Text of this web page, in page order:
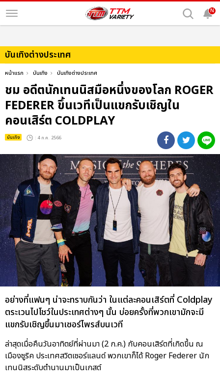
N
บันเทิงต่างประเทศ
หน้าแรก บันเทิง บันเทิงต่างประเทศ
ชม อดีตนักเทนนิสมือหนึ่งของโลก ROGER
FEDERER ขึ้นเวทีเป็นแขกรับเชิญใน
คอนเสิร์ต COLDPLAY
บันเทิง : 4 ก.ค. 2566
อย่างที่แฟนๆ น่าจะทราบกันว่า ในแต่ละคอนเสิร์ตที่ Coldplay
ตระเวนไปโชว์ในประเทศต่างๆ นั้น บ่อยครั้งที่พวกเขามักจะมี
แขกรับเชิญขึ้นมาเซอร์ไพรส์บนเวที
ล่าสุดเมื่อคืนวันอาทิตย์ที่ผ่านมา (2 ก.ค.) กับคอนเสิร์ตที่เกิดขึ้น ณ
เมืองซูริค ประเทศสวิตเซอร์แลนด์ พวกเขาก็ได้ Roger Federer นัก
เทนนิสระดับตำนานมาเป็นเกสต์